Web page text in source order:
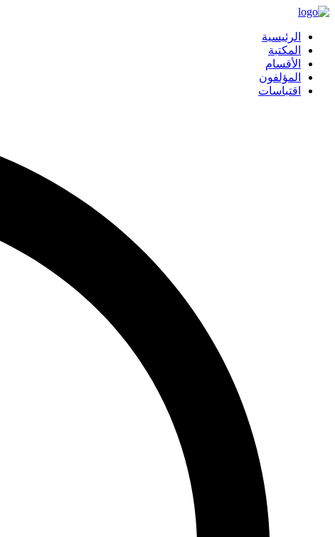
الرئيسية
المكتبة
الأقسام
المؤلفون
اقتباسات